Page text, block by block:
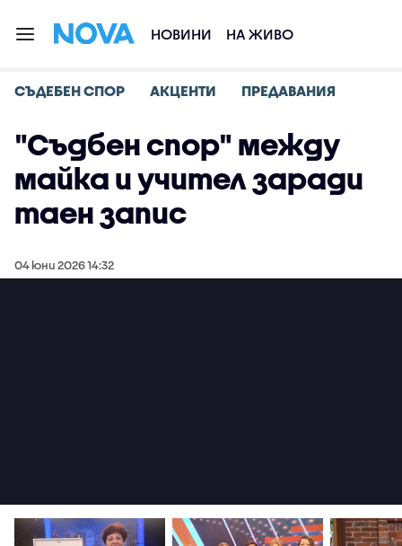
НОВИНИ НА ЖИВО
СЪДЕБЕН СПОР АКЦЕНТИ ПРЕДАВАНИЯ
"Съдбен спор" между
майка и учител заради
таен запис
04 юни 2026 14:32